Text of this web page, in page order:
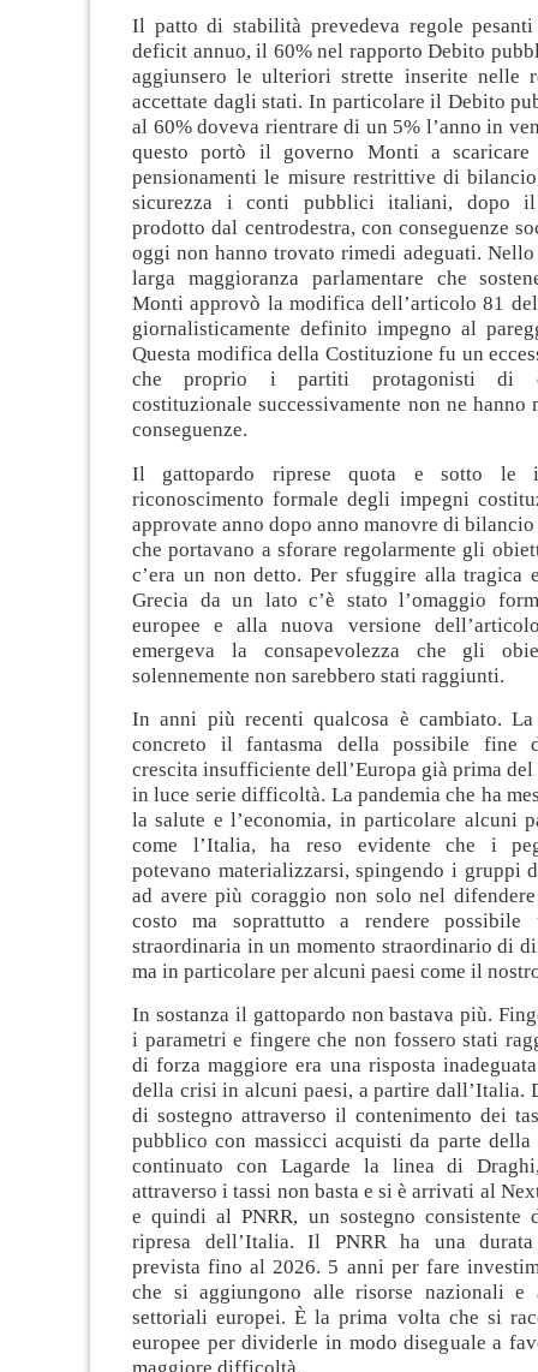
Il patto di stabilità prevedeva regole
deficit annuo, il 60% nel rapporto Debito
aggiunsero le ulteriori strette inserite nelle
accettate dagli stati. In particolare il Debito
al 60% doveva rientrare di un 5% l’anno in
questo portò il governo Monti a scaricare
pensionamenti le misure restrittive di
sicurezza i conti pubblici italiani, dopo il
prodotto dal centrodestra, con conseguenze
oggi non hanno trovato rimedi adeguati. Nello
larga maggioranza parlamentare che
Monti approvò la modifica dell’articolo 81
giornalisticamente definito impegno al
Questa modifica della Costituzione fu un
che proprio i partiti protagonisti di
costituzionale successivamente non ne hanno
conseguenze.
Il gattopardo riprese quota e sotto le
riconoscimento formale degli impegni
approvate anno dopo anno manovre di
che portavano a sforare regolarmente gli
c’era un non detto. Per sfuggire alla tragica
Grecia da un lato c’è stato l’omaggio
europee e alla nuova versione
emergeva la consapevolezza che gli
solennemente non sarebbero stati raggiunti.
In anni più recenti qualcosa è cambiato.
concreto il fantasma della possibile fine
crescita insufficiente dell’Europa già prima del
in luce serie difficoltà. La pandemia che ha
la salute e l’economia, in particolare alcuni
come l’Italia, ha reso evidente che i
potevano materializzarsi, spingendo i gruppi
ad avere più coraggio non solo nel
costo ma soprattutto a rendere possibile
straordinaria in un momento straordinario di
ma in particolare per alcuni paesi come il
In sostanza il gattopardo non bastava più.
i parametri e fingere che non fossero stati
di forza maggiore era una risposta
della crisi in alcuni paesi, a partire dall’Italia.
di sostegno attraverso il contenimento dei
pubblico con massicci acquisti da parte della
continuato con Lagarde la linea di
attraverso i tassi non basta e si è arrivati al
e quindi al PNRR, un sostegno consistente
ripresa dell’Italia. Il PNRR ha una
prevista fino al 2026. 5 anni per fare
che si aggiungono alle risorse nazionali
settoriali europei. È la prima volta che si
europee per dividerle in modo diseguale a